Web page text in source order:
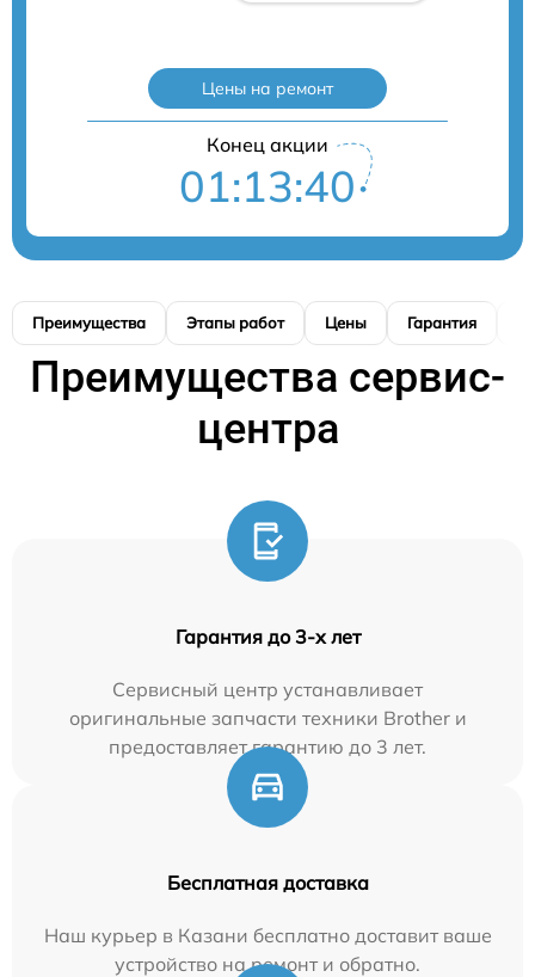
Цены на ремонт
Конец акции
01:13:39
Преимущества Этапы работ Цены Гарантия
Преимущества сервис-
центра
Гарантия до 3-х лет
Сервисный центр устанавливает
оригинальные запчасти техники Brother и
предоставляет гарантию до 3 лет.
Бесплатная доставка
Наш курьер в Казани бесплатно доставит ваше
устройство на ремонт и обратно.